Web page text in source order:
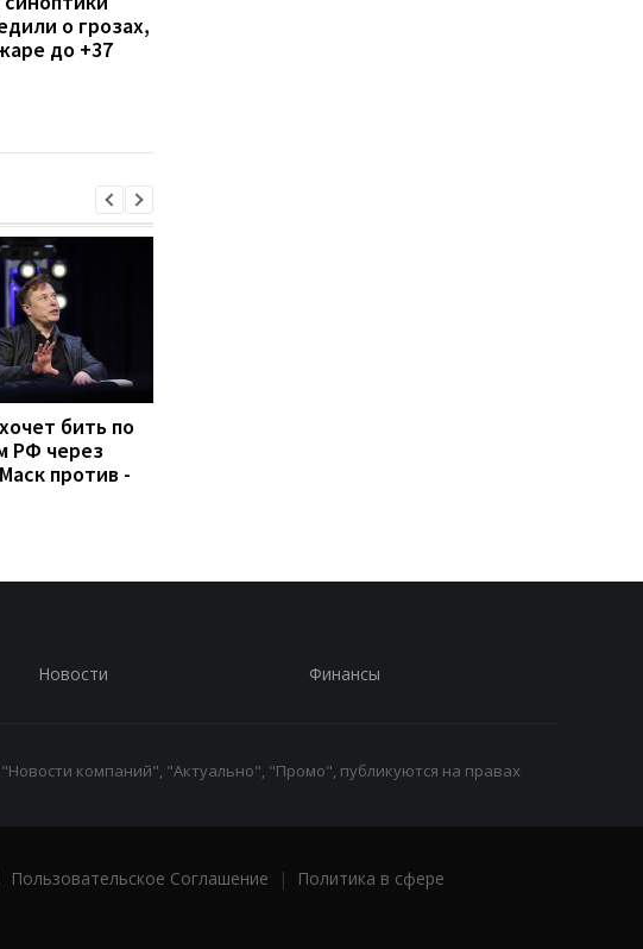
о грозах,
до +37
бить по
РФ через
против -
Новости Финансы
компаний", "Актуально", "Промо", публикуются на правах
Пользовательское Соглашение |
Политика в сфере